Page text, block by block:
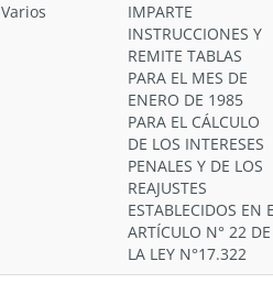
Varios
IMPARTE
INSTRUCCIONES Y
REMITE TABLAS
PARA EL MES DE
ENERO DE 1985
PARA EL CÁLCULO
DE LOS INTERESES
PENALES Y DE LOS
REAJUSTES
ESTABLECIDOS EN
ARTÍCULO N° 22 DE
LA LEY N°17.322